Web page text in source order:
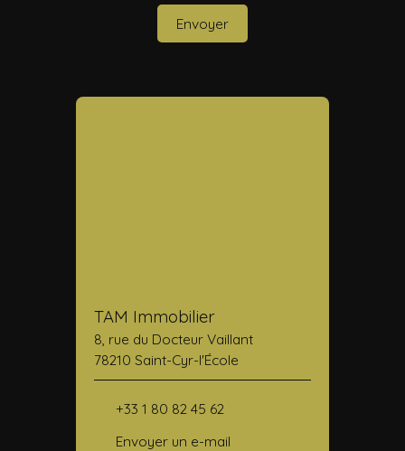
Envoyer
TAM Immobilier
8, rue du Docteur Vaillant
78210 Saint-Cyr-l'École
+33 1 80 82 45 62
Envoyer un e-mail